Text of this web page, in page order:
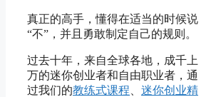
真正的高手，懂得在适当的时候说
“不”，并且勇敢制定自己的规则。
过去十年，来自全球各地，成千上
万的迷你创业者和自由职业者，通
过我们的教练式课程
迷你创业精